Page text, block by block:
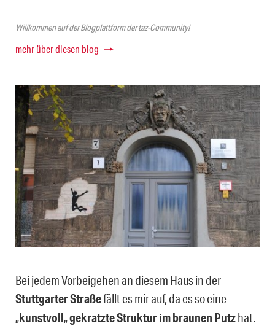
Willkommen auf der Blogplattform der taz-Community!
mehr über diesen blog
Bei jedem Vorbeigehen an diesem Haus in der
Stuttgarter Straßefällt es mir auf, da es so eine
„kunstvoll„gekratzte Struktur im braunen Putzhat.